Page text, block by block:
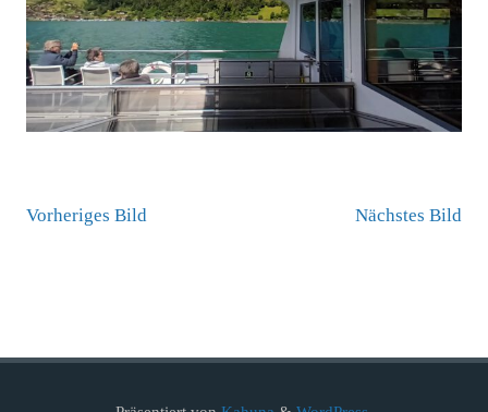
Vorheriges Bild Nächstes Bild